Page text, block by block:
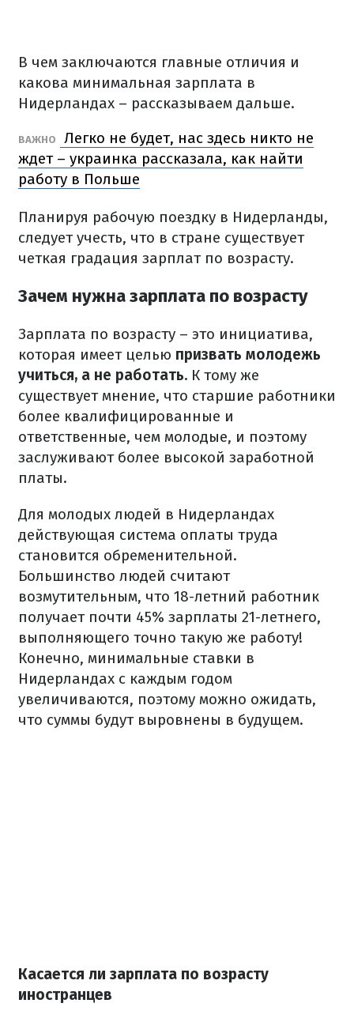
В чем заключаются главные отличия и
какова минимальная зарплата в
Нидерландах – рассказываем дальше.
ВАЖНО
Легко не будет, нас здесь никто не
ждет – украинка рассказала, как найти
работу в Польше
Планируя рабочую поездку в Нидерланды,
следует учесть, что в стране существует
четкая градация зарплат по возрасту.
Зачем нужна зарплата по возрасту
Зарплата по возрасту – это инициатива,
которая имеет целью призвать молодежь
учиться, а не работать. К тому же
существует мнение, что старшие работники
более квалифицированные и
ответственные, чем молодые, и поэтому
заслуживают более высокой заработной
платы.
Для молодых людей в Нидерландах
действующая система оплаты труда
становится обременительной.
Большинство людей считают
возмутительным, что 18-летний работник
получает почти 45% зарплаты 21-летнего,
выполняющего точно такую ​​же работу!
Конечно, минимальные ставки в
Нидерландах с каждым годом
увеличиваются, поэтому можно ожидать,
что суммы будут выровнены в будущем.
Касается ли зарплата по возрасту
иностранцев